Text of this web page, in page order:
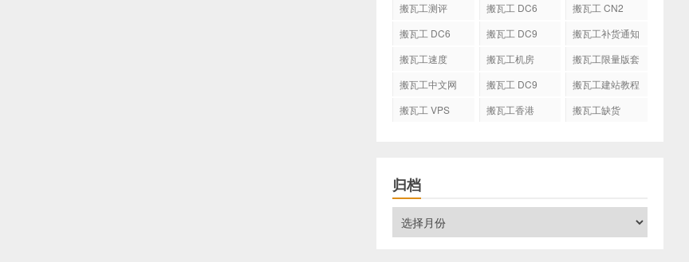
搬瓦工测评
搬瓦工 DC6
搬瓦工 CN2
搬瓦工 DC6
搬瓦工 DC9
搬瓦工补货通知
搬瓦工速度
搬瓦工机房
搬瓦工限量版套
搬瓦工中文网 搬瓦工 DC9
搬瓦工建站教程
搬瓦工 VPS
搬瓦工香港
搬瓦工缺货
归档